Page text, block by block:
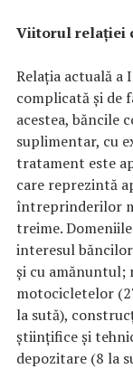
Viitorul relației
Relația actuală a
complicată și de
acestea, băncile
suplimentar, cu
tratament este
care reprezintă
întreprinderilor
treime.
interesul
și cu amănuntul;
motocicletelor
la sută),
științifice și
depozitare (8 la